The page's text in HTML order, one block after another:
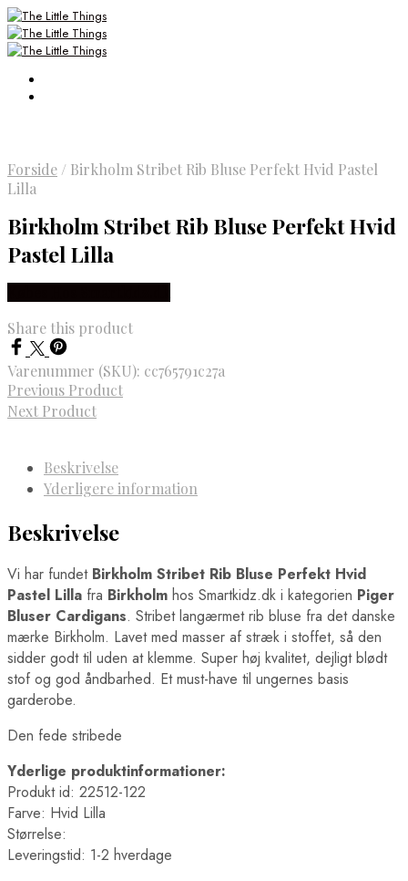
Forside / Birkholm Stribet Rib Bluse Perfekt Hvid Pastel
Lilla
Birkholm Stribet Rib Bluse Perfekt Hvid
Pastel Lilla
Share this product
Varenummer (SKU): cc765791c27a
Previous Product
Next Product
Beskrivelse
Yderligere information
Beskrivelse
Vi har fundet Birkholm Stribet Rib Bluse Perfekt Hvid
Pastel Lilla fra Birkholm hos Smartkidz.dk i kategorien Piger
Bluser Cardigans. Stribet langærmet rib bluse fra det danske
mærke Birkholm. Lavet med masser af stræk i stoffet, så den
sidder godt til uden at klemme. Super høj kvalitet, dejligt blødt
stof og god åndbarhed. Et must-have til ungernes basis
garderobe.
Den fede stribede
Yderlige produktinformationer:
Produkt id: 22512-122
Farve: Hvid Lilla
Størrelse:
Leveringstid: 1-2 hverdage